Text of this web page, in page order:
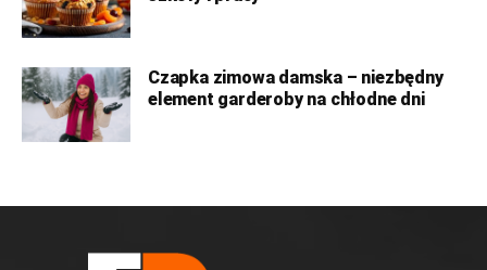
Czapka zimowa damska – niezbędny
element garderoby na chłodne dni